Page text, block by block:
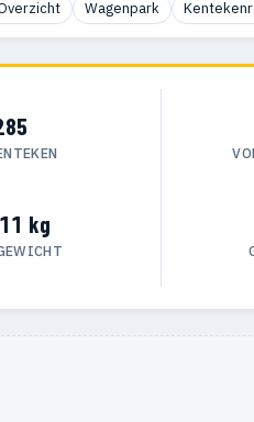
Wagenpark
kg